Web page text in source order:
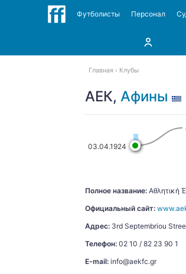
Футболисты Персонал
Главная Клубы
АЕК, Афины
03.04.1924
Полное название: Αθλητική
Официальный сайт:
Адрес: 3rd Septembriou
Телефон: 02 10 / 82 23 90 1
E-mail: info@aekfc.gr